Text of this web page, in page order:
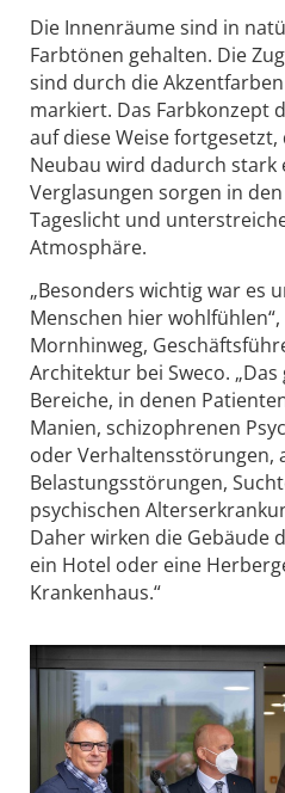
Die Innenräume sind in
Farbtönen gehalten. Die
sind durch die
markiert. Das Farbkonzept
auf diese Weise
Neubau wird dadurch
Verglasungen sorgen in
Tageslicht und
Atmosphäre.
„Besonders wichtig war es
Menschen hier
Mornhinweg,
Architektur bei Sweco.
Bereiche, in denen
Manien, schizophrenen
oder Verhaltensstörungen,
Belastungsstörungen,
psychischen
Daher wirken die Gebäude
ein Hotel oder eine
Krankenhaus.“